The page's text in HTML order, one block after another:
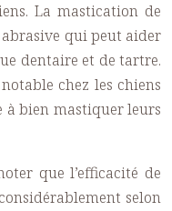
La mastication de
abrasive qui peut aider
dentaire et de tartre.
chez les chiens
bien mastiquer leurs
que l’efficacité de
selon